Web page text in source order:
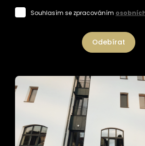
Souhlasím se zpracováním
Odebírat